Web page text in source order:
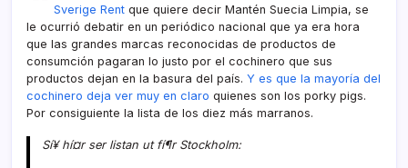
Sverige Rent que quiere decir Mantén Suecia Limpia, se
le ocurrió debatir en un periódico nacional que ya era hora
que las grandes marcas reconocidas de productos de
consumción pagaran lo justo por el cochinero que sus
productos dejan en la basura del paí­s. Y es que la mayorí­a del
cochinero deja ver muy en claro quienes son los porky pigs.
Por consiguiente la lista de los diez más marranos.
Sí¥ hí¤r ser listan ut fí¶r Stockholm: